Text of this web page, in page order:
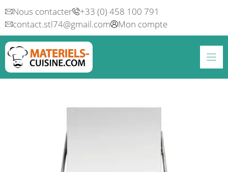
Aller
au
contenu
Nous contacter
+33 (0) 458 100 791
contact.stl74@gmail.com
Mon compte